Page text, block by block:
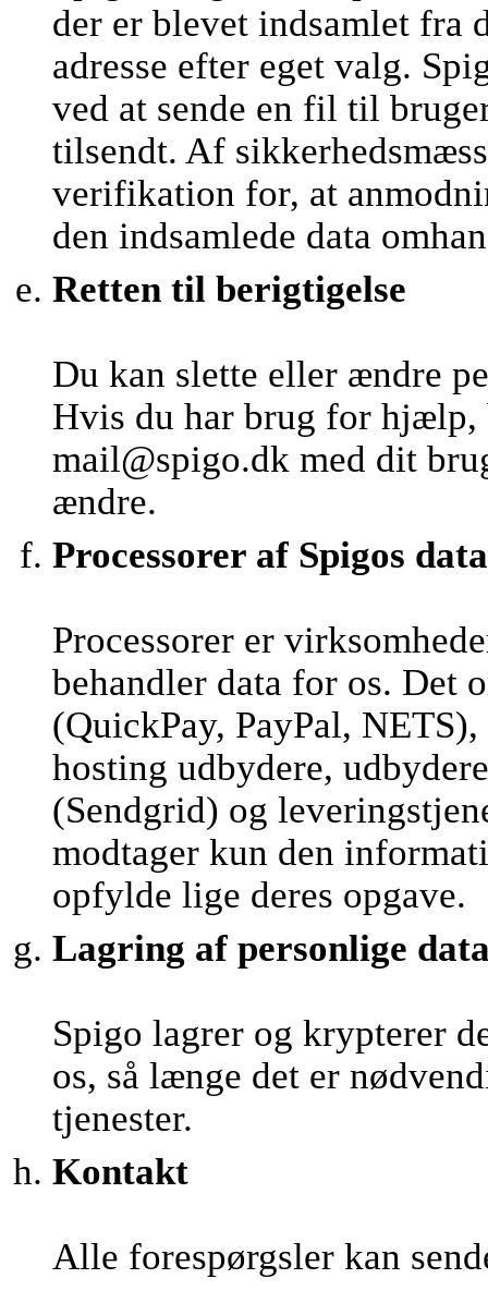
der er blevet indsamlet fra
adresse efter eget valg.
ved at sende en fil til
tilsendt. Af
verifikation for, at
den indsamlede data
Retten til berigtigelse
Du kan slette eller ændre
Hvis du har brug for hjælp,
mail@spigo.dk med dit
ændre.
Processorer af Spigos data
Processorer er
behandler data for os. Det
(QuickPay, PayPal,
hosting udbydere,
(Sendgrid) og
modtager kun den
opfylde lige deres opgave.
Lagring af personlige
Spigo lagrer og krypterer
os, så længe det er
tjenester.
Kontakt
Alle forespørgsler kan